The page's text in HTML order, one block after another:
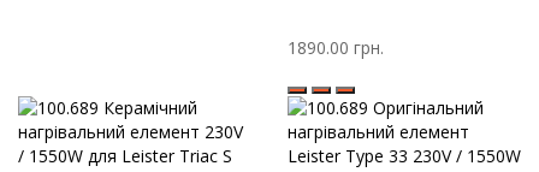
1890.00 грн.